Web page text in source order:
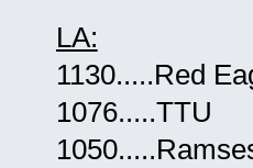
LA:
1130.....Red
1076.....TTU